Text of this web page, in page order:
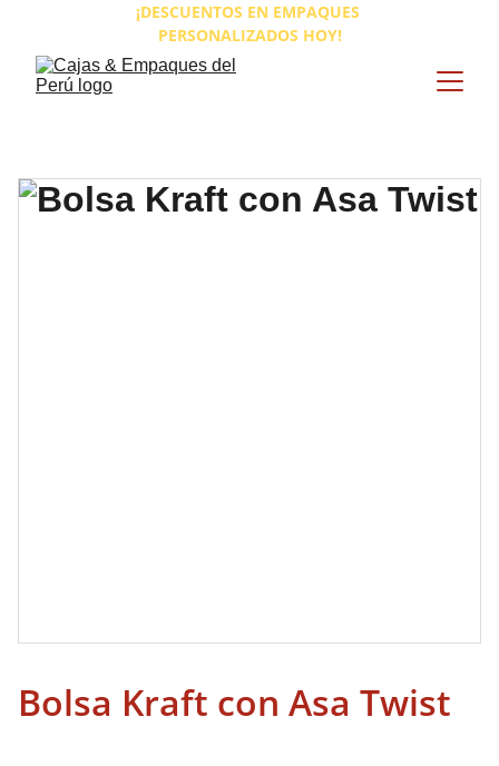
¡DESCUENTOS EN EMPAQUES
PERSONALIZADOS HOY!
Bolsa Kraft con Asa Twist